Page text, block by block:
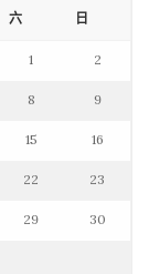
六 日
1 2
8 9
15 16
22 23
29 30